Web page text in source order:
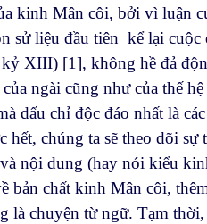
kinh Mân côi, bởi vì luận
sử liệu đầu tiên kể lại cuộc
kỷ XIII) [1], không hề đả
ngài cũng như của thế
dấu chỉ độc đáo nhất là
hết, chúng ta sẽ theo dõi sự
nội dung (hay nói kiểu
bản chất kinh Mân côi,
là chuyện từ ngữ. Tạm